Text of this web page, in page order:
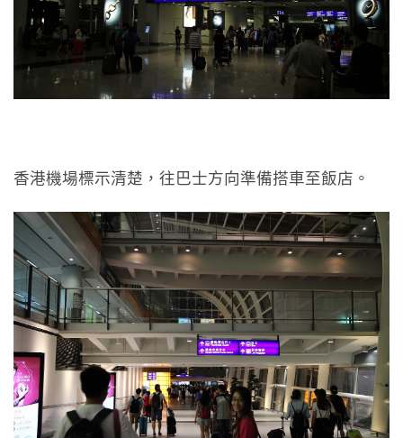
香港機場標示清楚，往巴士方向準備搭車至飯店。